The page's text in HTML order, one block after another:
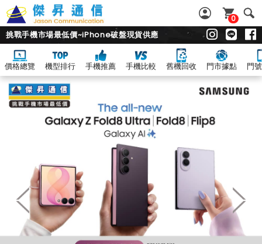
0
挑戰手機市場最低價~iPhone破盤現貨供應
價格總覽 機型排行 手機推薦 手機比較 舊機回收 門市據點 門